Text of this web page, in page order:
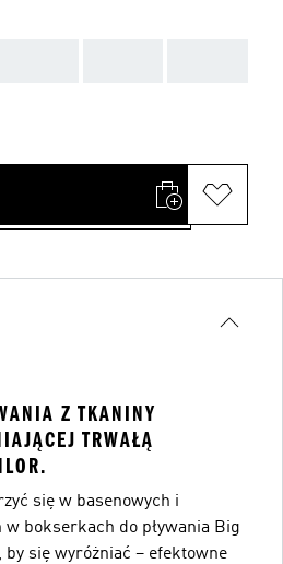
Z TKANINY
TRWAŁĄ
się w basenowych i
bokserkach do pływania Big
się wyróżniać – efektowne